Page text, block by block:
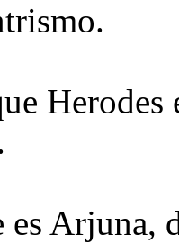
Herodes
es Arjuna,